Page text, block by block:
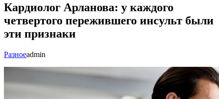
Кардиолог Арланова: у каждого
четвертого пережившего инсульт были
эти признаки
Разноеadmin